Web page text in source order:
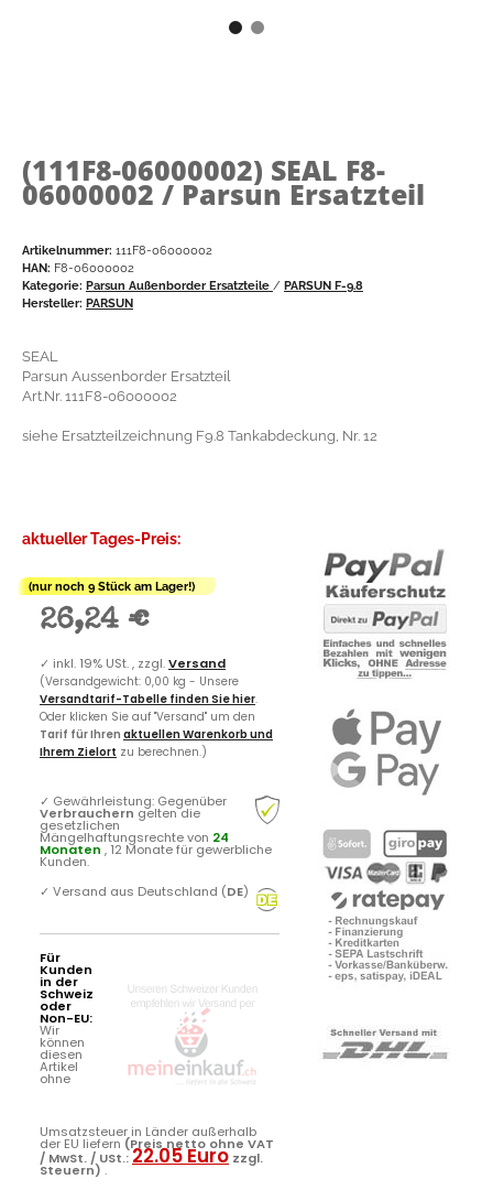
(111F8-06000002) SEAL F8-
06000002 / Parsun Ersatzteil
Artikelnummer: 111F8-06000002
HAN: F8-06000002
Kategorie: Parsun Außenborder Ersatzteile / PARSUN F-9.8
Hersteller: PARSUN
SEAL
Parsun Aussenborder Ersatzteil
Art.Nr. 111F8-06000002
siehe Ersatzteilzeichnung F9.8 Tankabdeckung, Nr. 12
aktueller Tages-Preis:
(nur noch 9 Stück am Lager!)
26,24 €
✓ inkl. 19% USt. , zzgl.Versand
(Versandgewicht: 0,00 kg - Unsere
Versandtarif-Tabelle finden Sie hier.
Oder klicken Sie auf "Versand" um den
Tarif für Ihren aktuellen Warenkorb und
Ihrem Zielort zu berechnen.)
✓ Gewährleistung: Gegenüber
Verbrauchern gelten die
gesetzlichen
Mängelhaftungsrechte von 24
Monaten , 12 Monate für gewerbliche
Kunden.
✓ Versand aus Deutschland (DE)
Für
Kunden
in der
Schweiz
oder
Non-EU:
Wir
können
diesen
Artikel
ohne
Umsatzsteuer in Länder außerhalb
der EU liefern (Preis netto ohne VAT
/ MwSt. / USt.:22.05 Euro zzgl.
Steuern) .